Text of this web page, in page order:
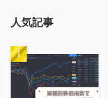
人気記事